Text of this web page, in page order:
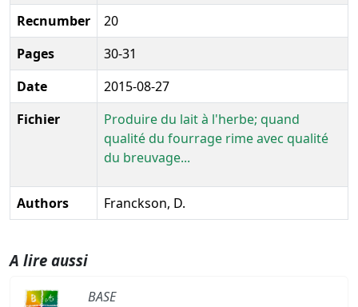
Recnumber
20
Pages
30-31
Date
2015-08-27
Fichier
Produire du lait à l'herbe; quand
qualité du fourrage rime avec qualité
du breuvage...
Authors Franckson, D.
A lire aussi
BASE